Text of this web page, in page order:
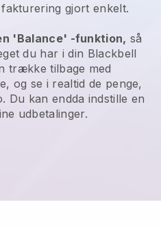
gjort enkelt.
'Balance' -funktion, så
du har i din Blackbell
trække tilbage med
og se i realtid de penge,
Du kan endda indstille en
udbetalinger.